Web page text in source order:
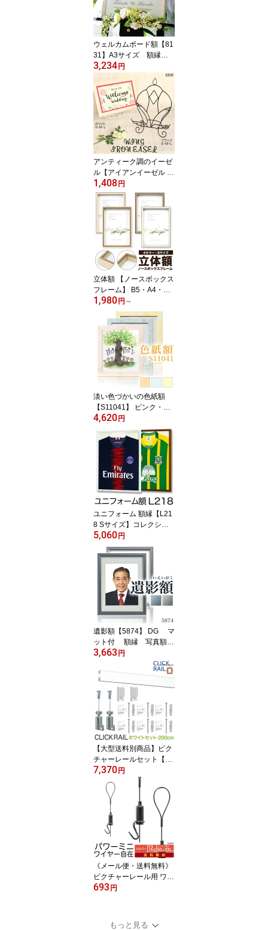
ウェルカムボード額【81
31】A3サイズ 額縁
アイボリー・ピンク ウ
ェルカムボード ブライダ
ル ウェディングボード
3,234円
アンティーク調のイーゼ
ル【アイアンイーゼル W
ING Sサイズ】卓上 ウェ
ルカムボード 福井金属
1,408円
立体額 【ノースボックス
フレーム】 B5・A4・B4
・A3サイズ 15角・20
角・25角・30角 ウェル
カムボード 額縁 ボック
スフレーム
1,980円 ～
淡い色づかいの色紙額
【S11041】 ピンク・イ
エロー・ブルーの3色普
通色紙サイズ用色紙額色
紙用額縁 色紙額縁 額縁
フレーム サイン イラス
ト 直筆 紫外線 保護 アク
リル 透明 クリア 推し活
4,620円
ユニフォーム 額縁【L21
8 Sサイズ】コレクショ
ン額 ディスプレイ 額縁
（がくぶち）
5,060円
遺影額【5874】 DG マ
ット付 額縁 写真額
遺影
3,663円
【大型送料別商品】ピク
チャーレールセット【ク
リックレール壁面用】2
m/ホワイト/透明ワイヤー
自在透明ワイヤー スケ
ルトン インテリア雑
貨 ヨーロッパで人気
7,370円
《メール便・送料無料》
ピクチャーレール用 ワイ
ヤー自在【パワーミニワ
693円
もっと見る